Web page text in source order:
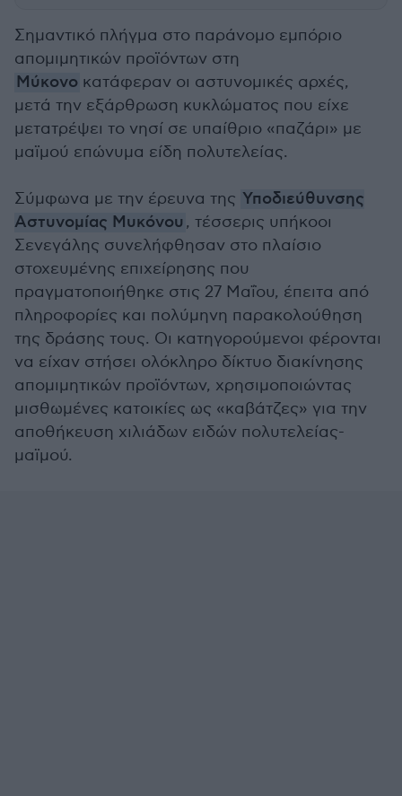
Σημαντικό πλήγμα στο παράνομο εμπόριο
απομιμητικών προϊόντων στη
Μύκονο κατάφεραν οι αστυνομικές αρχές,
μετά την εξάρθρωση κυκλώματος που είχε
μετατρέψει το νησί σε υπαίθριο «παζάρι» με
μαϊμού επώνυμα είδη πολυτελείας.
Σύμφωνα με την έρευνα της Υποδιεύθυνσης
Αστυνομίας Μυκόνου , τέσσερις υπήκοοι
Σενεγάλης συνελήφθησαν στο πλαίσιο
στοχευμένης επιχείρησης που
πραγματοποιήθηκε στις 27 Μαΐου, έπειτα από
πληροφορίες και πολύμηνη παρακολούθηση
της δράσης τους. Οι κατηγορούμενοι φέρονται
να είχαν στήσει ολόκληρο δίκτυο διακίνησης
απομιμητικών προϊόντων, χρησιμοποιώντας
μισθωμένες κατοικίες ως «καβάτζες» για την
αποθήκευση χιλιάδων ειδών πολυτελείας-
μαϊμού.